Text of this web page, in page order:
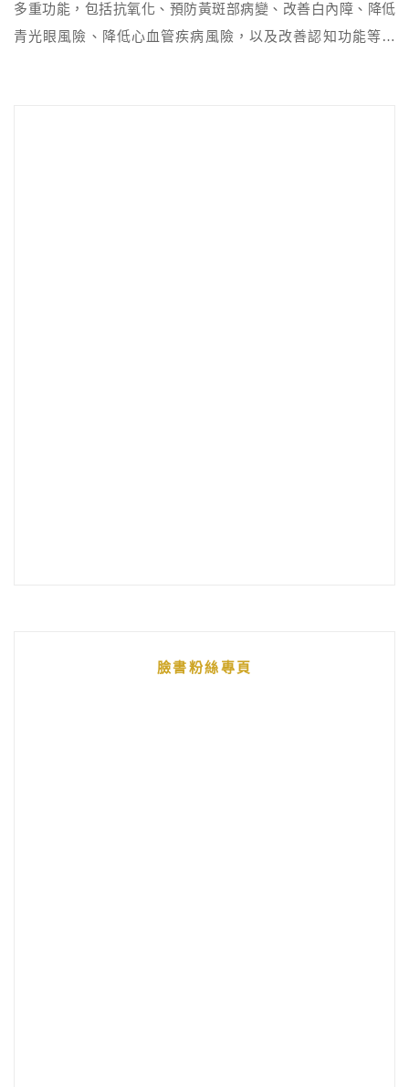
多重功能，包括抗氧化、預防黃斑部病變、改善白內障、降低
青光眼風險、降低心血管疾病風險，以及改善認知功能等好
臉書粉絲專頁